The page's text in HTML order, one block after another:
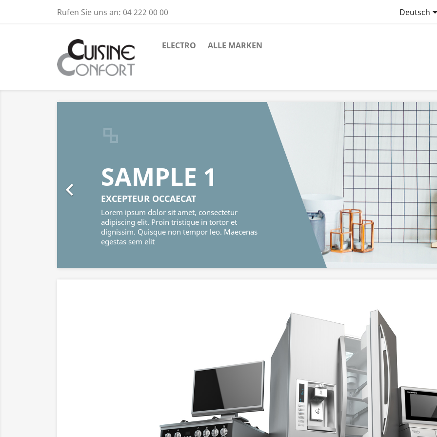
Rufen Sie uns an: 04 222 00 00 Deutsch
ELECTRO ALLE MARKEN
SAMPLE 1
EXCEPTEUR OCCAECAT
Lorem ipsum dolor sit amet, consectetur
adipiscing elit. Proin tristique in tortor et
dignissim. Quisque non tempor leo. Maecenas
